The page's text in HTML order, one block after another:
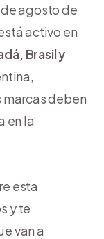
agosto de
activo en
Brasil y
deben
en la
esta
y te
van a